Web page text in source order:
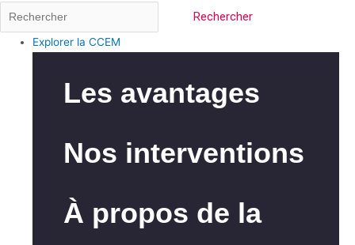
Rechercher
Explorer la CCEM
Les avantages
Nos interventions
À propos de la